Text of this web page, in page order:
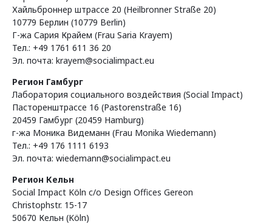
Хайльброннер штрассе 20 (Heilbronner Straße 20)
10779 Берлин (10779 Berlin)
Г-жа Сария Крайем (Frau Saria Krayem)
Тел.: +49 1761 611 36 20
Эл. почта: krayem@socialimpact.eu
Регион Гамбург
Лаборатория социального воздействия (Social Impact)
Пасторенштрассе 16 (Pastorenstraße 16)
20459 Гамбург (20459 Hamburg)
г-жа Моника Видеманн (Frau Monika Wiedemann)
Тел.: +49 176 1111 6193
Эл. почта: wiedemann@socialimpact.eu
Регион Кельн
Social Impact Köln c/o Design Offices Gereon
Christophstr. 15-17
50670 Кельн (Köln)